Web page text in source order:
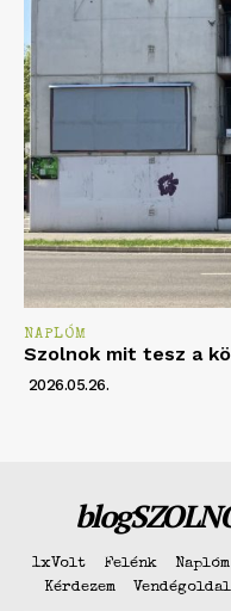
NAPLÓM
Szolnok mit tesz a
2026.05.26.
1xVolt Felénk Naplóm
Kérdezem
Vendégoldal